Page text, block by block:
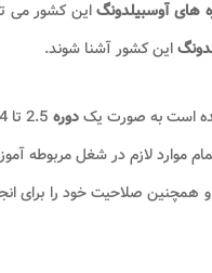
های آوسبیلدونگاین کشور می
این کشور آشنا شوند.
است به صورت یکدوره
موارد لازم در شغل مربوطه
و همچنین صلاحیت خود را برای